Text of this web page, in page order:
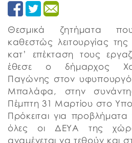
Θεσμικά ζητήματα
καθεστώς λειτουργίας
κατ’ επέκταση τους
έθεσε ο δήμαρχος
Παγώνης στον υφυπουργό
Μπαλάφα, στην
Πέμπτη 31 Μαρτίου στο
Πρόκειται για προβλήματα
όλες οι ΔΕΥΑ της
αναμένεται να τεθούν και